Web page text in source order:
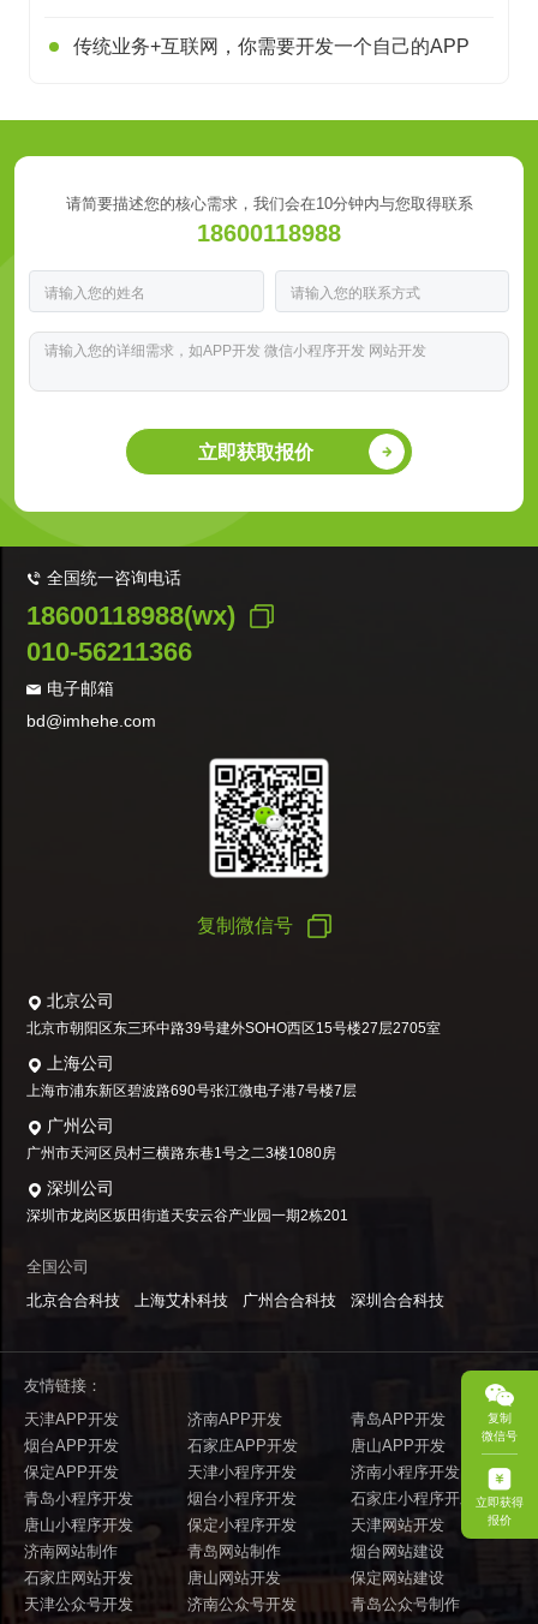
复制
微信号
立即获得
报价
传统业务+互联网，你需要开发一个自己的APP
请简要描述您的核心需求，我们会在10分钟内与您取得联系
18600118988
立即获取报价
全国统一咨询电话
18600118988(wx)
010-56211366
电子邮箱
bd@imhehe.com
复制微信号
北京公司
北京市朝阳区东三环中路39号建外SOHO西区15号楼27层2705室
上海公司
上海市浦东新区碧波路690号张江微电子港7号楼7层
广州公司
广州市天河区员村三横路东巷1号之二3楼1080房
深圳公司
深圳市龙岗区坂田街道天安云谷产业园一期2栋201
全国公司
北京合合科技
上海艾朴科技 广州合合科技 深圳合合科技
友情链接：
天津APP开发
济南APP开发
青岛APP开发
烟台APP开发
石家庄APP开发
唐山APP开发
保定APP开发
天津小程序开发
济南小程序开发
青岛小程序开发
烟台小程序开发
石家庄小程序开发
唐山小程序开发
保定小程序开发
天津网站开发
济南网站制作
青岛网站制作
烟台网站建设
石家庄网站开发
唐山网站开发
保定网站建设
天津公众号开发
济南公众号开发 青岛公众号制作